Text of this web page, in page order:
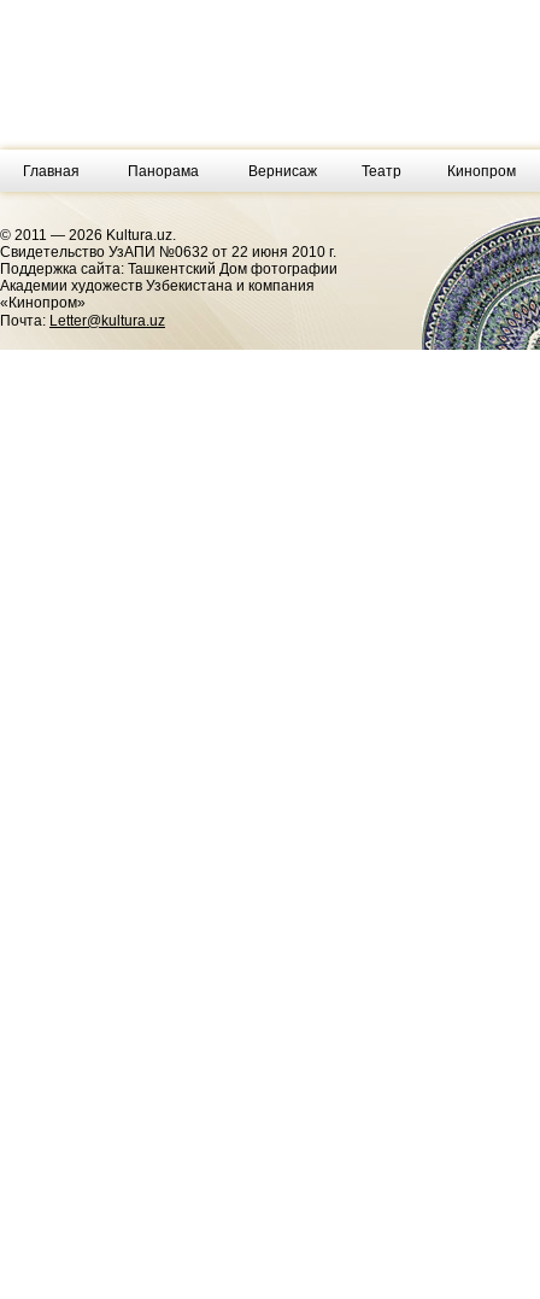
Главная Панорама Вернисаж Театр Кинопром
© 2011 — 2026 Kultura.uz.
Cвидетельство УзАПИ №0632 от 22 июня 2010 г.
Поддержка сайта: Ташкентский Дом фотографии
Академии художеств Узбекистана и компания
«Кинопром»
Почта: Letter@kultura.uz